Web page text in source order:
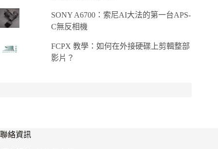
SONY A6700：索尼AI大法的第一台APS-
C無反相機
FCPX 教學：如何在外接硬碟上剪輯整部
影片？
聯絡資訊